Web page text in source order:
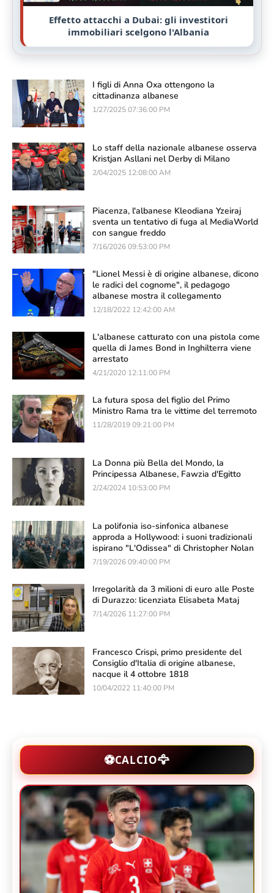
Effetto attacchi a Dubai: gli investitori
immobiliari scelgono l'Albania
I figli di Anna Oxa ottengono la
cittadinanza albanese
1/27/2025 07:36:00 PM
Lo staff della nazionale albanese osserva
Kristjan Asllani nel Derby di Milano
2/04/2025 12:08:00 AM
Piacenza, l'albanese Kleodiana Yzeiraj
sventa un tentativo di fuga al MediaWorld
con sangue freddo
7/16/2026 09:53:00 PM
"Lionel Messi è di origine albanese, dicono
le radici del cognome", il pedagogo
albanese mostra il collegamento
12/18/2022 12:42:00 AM
L'albanese catturato con una pistola come
quella di James Bond in Inghilterra viene
arrestato
4/21/2020 12:11:00 PM
La futura sposa del figlio del Primo
Ministro Rama tra le vittime del terremoto
11/28/2019 09:21:00 PM
La Donna più Bella del Mondo, la
Principessa Albanese, Fawzia d'Egitto
2/24/2024 10:53:00 PM
La polifonia iso-sinfonica albanese
approda a Hollywood: i suoni tradizionali
ispirano "L'Odissea" di Christopher Nolan
7/19/2026 09:40:00 PM
Irregolarità da 3 milioni di euro alle Poste
di Durazzo: licenziata Elisabeta Mataj
7/14/2026 11:27:00 PM
Francesco Crispi, primo presidente del
Consiglio d'Italia di origine albanese,
nacque il 4 ottobre 1818
10/04/2022 11:40:00 PM
⚽CALCIO🦅